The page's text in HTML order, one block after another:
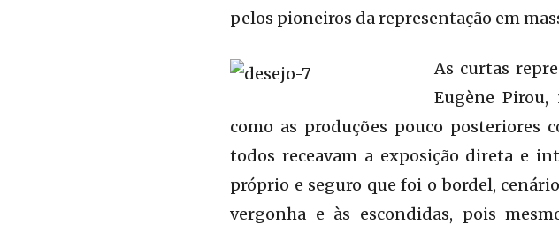
pelos pioneiros da representação em
As curtas
Eugène
como as produções pouco posteriores
todos receavam a exposição direta e
próprio e seguro que foi o bordel,
vergonha e às escondidas, pois